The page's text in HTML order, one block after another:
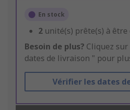
En stock
2 unité(s) prête(s) à être
Besoin de plus? Cliquez
dates de livraison " pour
Vérifier les dates